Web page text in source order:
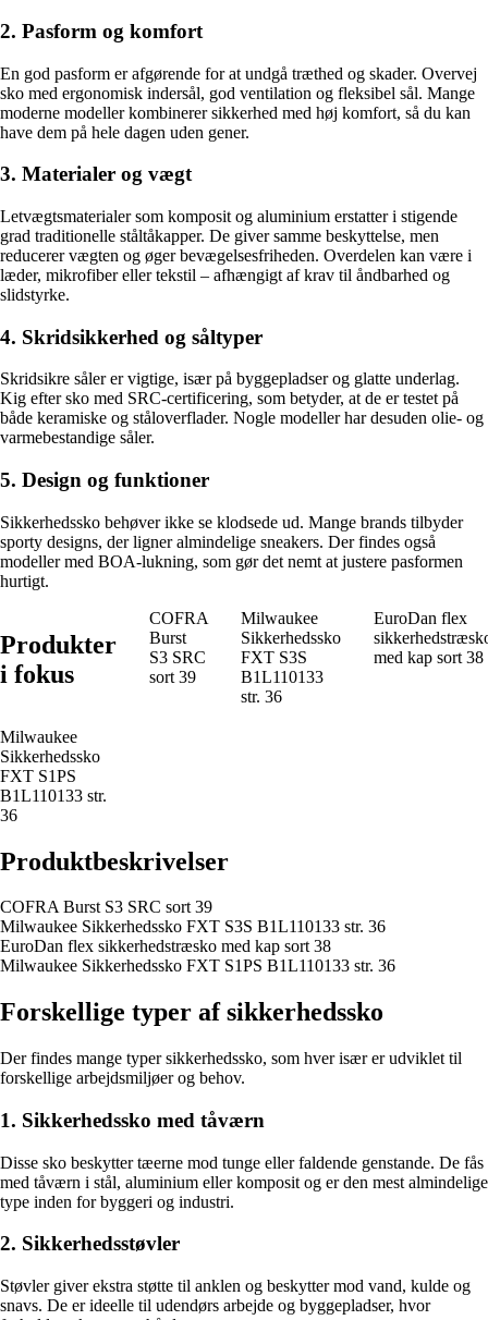
2. Pasform og komfort
En god pasform er afgørende for at undgå træthed og skader. Overvej
sko med ergonomisk indersål, god ventilation og fleksibel sål. Mange
moderne modeller kombinerer sikkerhed med høj komfort, så du kan
have dem på hele dagen uden gener.
3. Materialer og vægt
Letvægtsmaterialer som komposit og aluminium erstatter i stigende
grad traditionelle ståltåkapper. De giver samme beskyttelse, men
reducerer vægten og øger bevægelsesfriheden. Overdelen kan være i
læder, mikrofiber eller tekstil – afhængigt af krav til åndbarhed og
slidstyrke.
4. Skridsikkerhed og såltyper
Skridsikre såler er vigtige, især på byggepladser og glatte underlag.
Kig efter sko med SRC-certificering, som betyder, at de er testet på
både keramiske og ståloverflader. Nogle modeller har desuden olie- og
varmebestandige såler.
5. Design og funktioner
Sikkerhedssko behøver ikke se klodsede ud. Mange brands tilbyder
sporty designs, der ligner almindelige sneakers. Der findes også
modeller med BOA-lukning, som gør det nemt at justere pasformen
hurtigt.
Produkter
i fokus
COFRA
Burst
S3 SRC
sort 39
Milwaukee
Sikkerhedssko
FXT S3S
B1L110133
str. 36
EuroDan flex
med kap sort 38
Milwaukee
Sikkerhedssko
FXT S1PS
B1L110133 str.
36
Produktbeskrivelser
COFRA Burst S3 SRC sort 39
Milwaukee Sikkerhedssko FXT S3S B1L110133 str. 36
EuroDan flex sikkerhedstræsko med kap sort 38
Milwaukee Sikkerhedssko FXT S1PS B1L110133 str. 36
Forskellige typer af sikkerhedssko
Der findes mange typer sikkerhedssko, som hver især er udviklet til
forskellige arbejdsmiljøer og behov.
1. Sikkerhedssko med tåværn
Disse sko beskytter tæerne mod tunge eller faldende genstande. De fås
med tåværn i stål, aluminium eller komposit og er den mest almindelige
type inden for byggeri og industri.
2. Sikkerhedsstøvler
Støvler giver ekstra støtte til anklen og beskytter mod vand, kulde og
snavs. De er ideelle til udendørs arbejde og byggepladser, hvor